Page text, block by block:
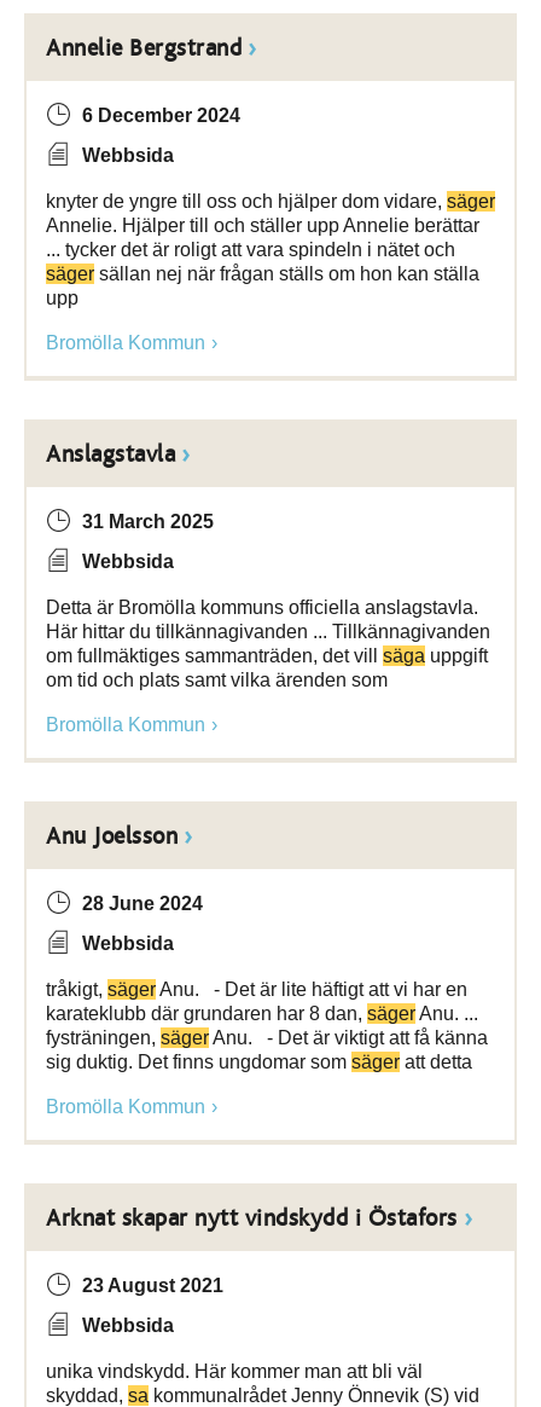
Annelie Bergstrand
6 December 2024
Webbsida
knyter de yngre till oss och hjälper dom vidare, säger
Annelie. Hjälper till och ställer upp Annelie berättar
... tycker det är roligt att vara spindeln i nätet och
säger sällan nej när frågan ställs om hon kan ställa
upp
Bromölla Kommun
Anslagstavla
31 March 2025
Webbsida
Detta är Bromölla kommuns officiella anslagstavla.
Här hittar du tillkännagivanden ... Tillkännagivanden
om fullmäktiges sammanträden, det vill säga uppgift
om tid och plats samt vilka ärenden som
Bromölla Kommun
Anu Joelsson
28 June 2024
Webbsida
tråkigt, sägerAnu. - Det är lite häftigt att vi har en
karateklubb där grundaren har 8 dan, sägerAnu. ...
fysträningen, sägerAnu. - Det är viktigt att få känna
sig duktig. Det finns ungdomar som säger att detta
Bromölla Kommun
Arknat skapar nytt vindskydd i Östafors
23 August 2021
Webbsida
unika vindskydd. Här kommer man att bli väl
skyddad, sa kommunalrådet Jenny Önnevik (S) vid